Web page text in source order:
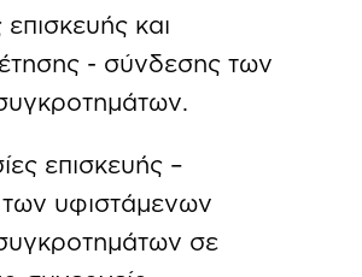
και
- σύνδεσης των
επισκευής –
υφιστάμενων
σε